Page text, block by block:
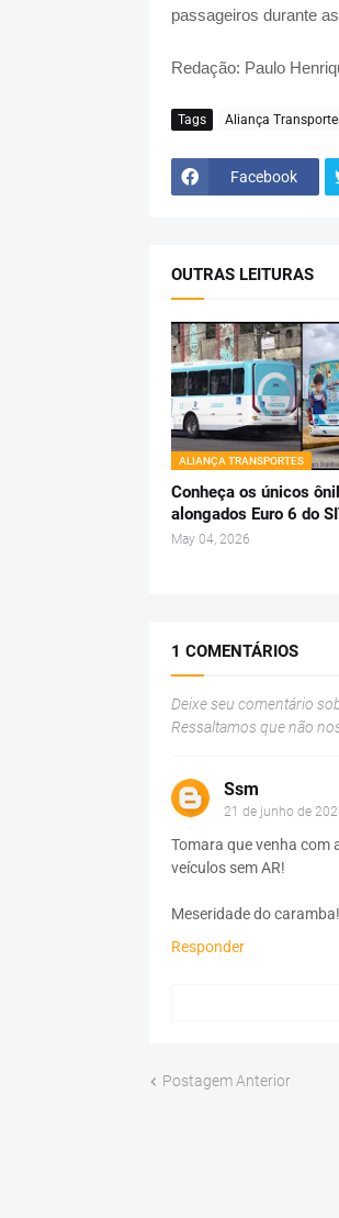
passageiros durante
Redação: Paulo
Tags Aliança
Facebook
OUTRAS LEITURAS
ALIANÇA TRANSPORTES
Conheça os únicos
alongados Euro 6 do
May 04, 2026
1 COMENTÁRIOS
Deixe seu comentário
Ressaltamos que não
Ssm
21 de junho de
Tomara que venha com
veículos sem AR!
Meseridade do caramba!
Responder
Postagem Anterior